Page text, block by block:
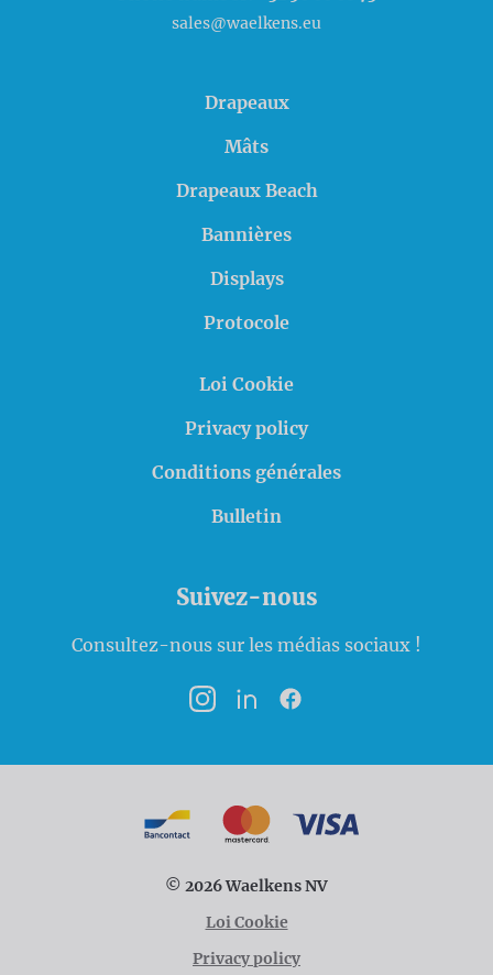
sales@waelkens.eu
Drapeaux
Mâts
Drapeaux Beach
Bannières
Displays
Protocole
Loi Cookie
Privacy policy
Conditions générales
Bulletin
Suivez-nous
Consultez-nous sur les médias sociaux !
InstagramLinkedInFacebook
© 2026 Waelkens NV
Loi Cookie
Privacy policy
Modalités de paiement
BancontactMasterCard
VISA